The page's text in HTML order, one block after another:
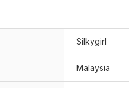
Silkygirl
Malaysia